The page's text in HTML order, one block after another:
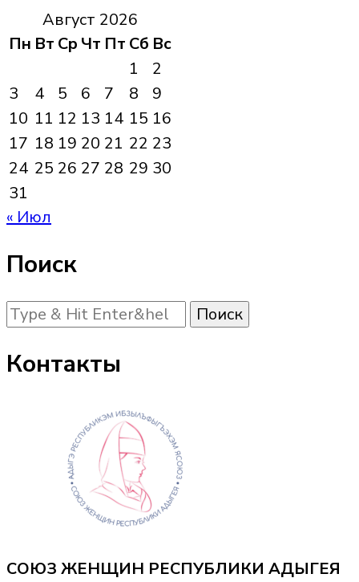
Август 2026
Пн Вт Ср Чт Пт Сб Вс
1
2
3
4 5 6 7 8
9
10 11 12 13 14 15 16
17 18 19 20 21 22 23
24 25 26 27 28 29 30
31
« Июл
Поиск
Ищите
что-
то?
Контакты
СОЮЗ ЖЕНЩИН РЕСПУБЛИКИ АДЫГЕЯ